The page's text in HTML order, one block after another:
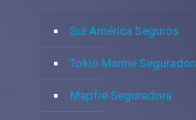
Sul América Seguros
Tokio Marine
Mapfre Seguradora